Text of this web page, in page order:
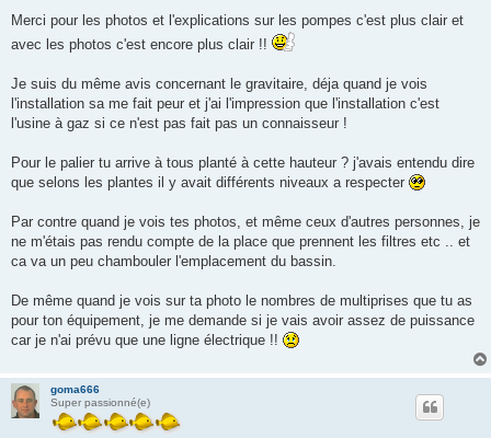
g
Merci pour les photos et l'explications sur les pompes c'est plus clair et
avec les photos c'est encore plus clair !!
Je suis du même avis concernant le gravitaire, déja quand je vois
l'installation sa me fait peur et j'ai l'impression que l'installation c'est
l'usine à gaz si ce n'est pas fait pas un connaisseur !
Pour le palier tu arrive à tous planté à cette hauteur ? j'avais entendu dire
que selons les plantes il y avait différents niveaux a respecter
Par contre quand je vois tes photos, et même ceux d'autres personnes, je
ne m'étais pas rendu compte de la place que prennent les filtres etc .. et
ca va un peu chambouler l'emplacement du bassin.
De même quand je vois sur ta photo le nombres de multiprises que tu as
pour ton équipement, je me demande si je vais avoir assez de puissance
car je n'ai prévu que une ligne électrique !!
goma666
Super passionné(e)